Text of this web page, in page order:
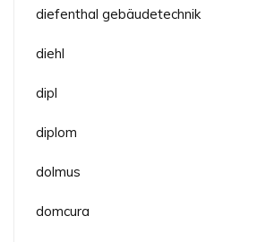
diefenthal gebäudetechnik
diehl
dipl
diplom
dolmus
domcura